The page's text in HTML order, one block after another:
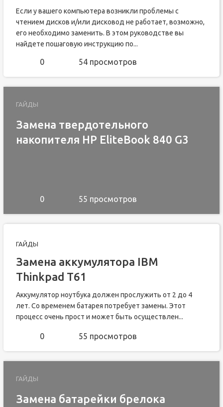
Если у вашего компьютера возникли проблемы с
чтением дисков и/или дисковод не работает, возможно,
его необходимо заменить. В этом руководстве вы
найдете пошаговую инструкцию по...
0 54 просмотров
ГАЙДЫ
Замена твердотельного
накопителя HP EliteBook 840 G3
0 55 просмотров
ГАЙДЫ
Замена аккумулятора IBM
Thinkpad T61
Аккумулятор ноутбука должен прослужить от 2 до 4
лет. Со временем батарея потребует замены. Этот
процесс очень прост и может быть осуществлен...
0 55 просмотров
ГАЙДЫ
Замена батарейки брелока